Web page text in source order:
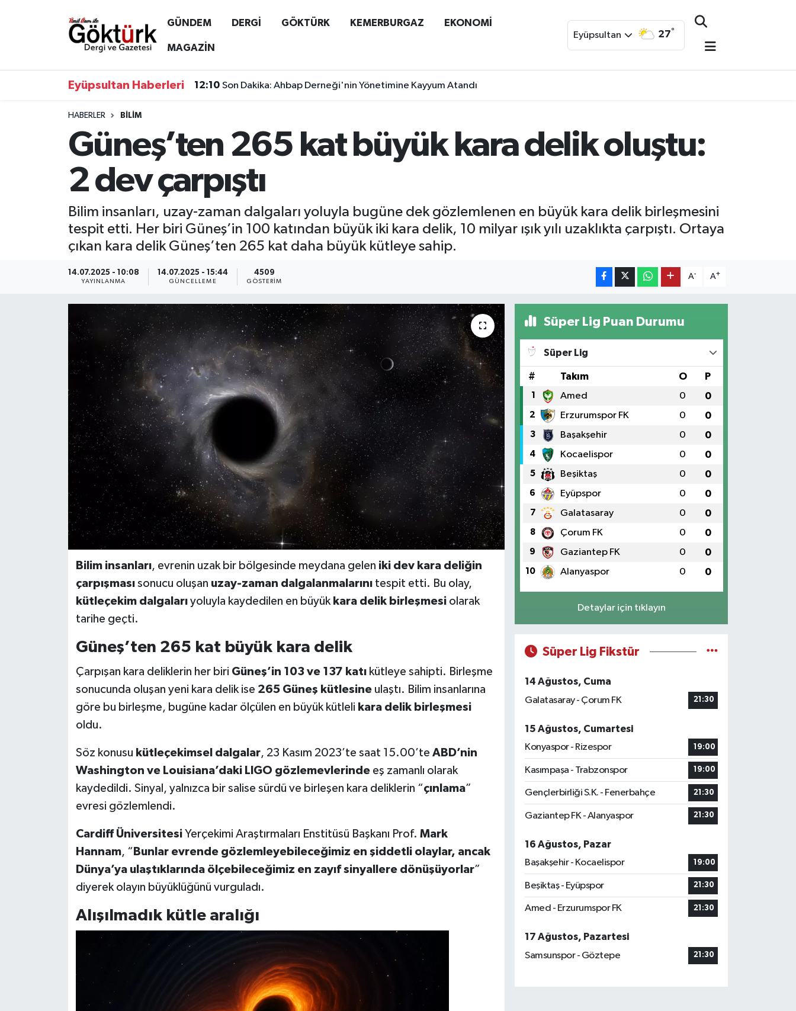
GÜNDEM DERGİ GÖKTÜRK KEMERBURGAZ EKONOMİ
MAGAZİN
Eyüpsultan 27°
Eyüpsultan Haberleri 12:10 Son Dakika: Ahbap Derneği'nin Yönetimine Kayyum Atandı
HABERLER BİLİM
Güneş’ten 265 kat büyük kara delik oluştu:
2 dev çarpıştı
Bilim insanları, uzay-zaman dalgaları yoluyla bugüne dek gözlemlenen en büyük kara delik birleşmesini
tespit etti. Her biri Güneş’in 100 katından büyük iki kara delik, 10 milyar ışık yılı uzaklıkta çarpıştı. Ortaya
çıkan kara delik Güneş’ten 265 kat daha büyük kütleye sahip.
14.07.2025 - 10:08
YAYINLANMA
14.07.2025 - 15:44
GÜNCELLEME
4509
GÖSTERIM
A- A+
Bilim insanları, evrenin uzak bir bölgesinde meydana gelen iki dev kara deliğin
çarpışmasısonucu oluşan uzay-zaman dalgalanmalarınıtespit etti. Bu olay,
kütleçekim dalgalarıyoluyla kaydedilen en büyük kara delik birleşmesiolarak
tarihe geçti.
Güneş’ten 265 kat büyük kara delik
Çarpışan kara deliklerin her biri Güneş’in 103 ve 137 katıkütleye sahipti. Birleşme
sonucunda oluşan yeni kara delik ise 265 Güneş kütlesineulaştı. Bilim insanlarına
göre bu birleşme, bugüne kadar ölçülen en büyük kütleli kara delik birleşmesi
oldu.
Söz konusu kütleçekimsel dalgalar, 23 Kasım 2023’te saat 15.00’te ABD’nin
Washington ve Louisiana’daki LIGO gözlemevlerindeeş zamanlı olarak
kaydedildi. Sinyal, yalnızca bir salise sürdü ve birleşen kara deliklerin “çınlama”
evresi gözlemlendi.
Cardiff ÜniversitesiYerçekimi Araştırmaları Enstitüsü Başkanı Prof. Mark
Hannam, “ Bunlar evrende gözlemleyebileceğimiz en şiddetli olaylar, ancak
Dünya’ya ulaştıklarında ölçebileceğimiz en zayıf sinyallere dönüşüyorlar”
diyerek olayın büyüklüğünü vurguladı.
Alışılmadık kütle aralığı
Süper Lig Puan Durumu
Süper Lig
# Takım O P
1 Amed 0 0
2 Erzurumspor FK 0 0
3 Başakşehir 0 0
4 Kocaelispor 0 0
5 Beşiktaş 0 0
6 Eyüpspor 0 0
7 Galatasaray 0 0
8 Çorum FK 0 0
9 Gaziantep FK 0 0
10 Alanyaspor 0 0
Detaylar için tıklayın
Süper Lig Fikstür
14 Ağustos, Cuma
Galatasaray - Çorum FK
21:30
15 Ağustos, Cumartesi
Konyaspor - Rizespor
19:00
Kasımpaşa - Trabzonspor 19:00
Gençlerbirliği S.K. - Fenerbahçe 21:30
Gaziantep FK - Alanyaspor 21:30
16 Ağustos, Pazar
Başakşehir - Kocaelispor
19:00
Beşiktaş - Eyüpspor 21:30
Amed - Erzurumspor FK 21:30
17 Ağustos, Pazartesi
Samsunspor - Göztepe
21:30
Anne Çocuk
GÖKTÜRK
KEMERBURGAZ
KÜLTÜR - SANAT
ÖZEL HABER
TEKNOLOJİ
TİCARET
Eyüpsultan Hava Durumu
Tüm Manşetler
Son Dakika Haberleri